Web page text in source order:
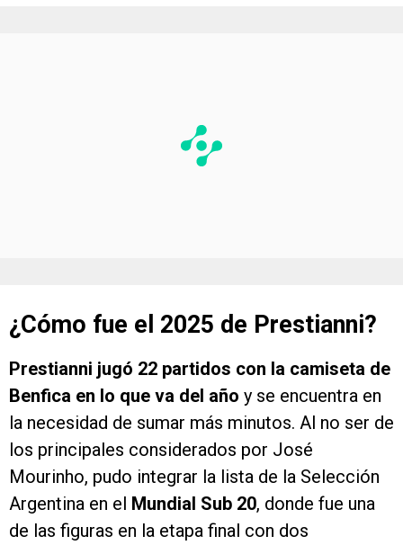
¿Cómo fue el 2025 de Prestianni?
Prestianni jugó 22 partidos con la camiseta de
Benfica en lo que va del año y se encuentra en
la necesidad de sumar más minutos. Al no ser de
los principales considerados por José
Mourinho, pudo integrar la lista de la Selección
Argentina en el Mundial Sub 20, donde fue una
de las figuras en la etapa final con dos